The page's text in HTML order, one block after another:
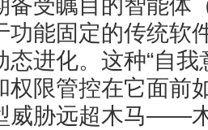
备受瞩目的智能体
功能固定的传统软
态进化。这种“自
权限管控在它面前
威胁远超木马——